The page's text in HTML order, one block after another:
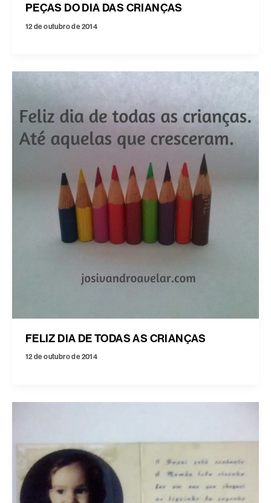
PEÇAS DO DIA DAS CRIANÇAS
12 de outubro de 2014
FELIZ DIA DE TODAS AS CRIANÇAS
12 de outubro de 2014